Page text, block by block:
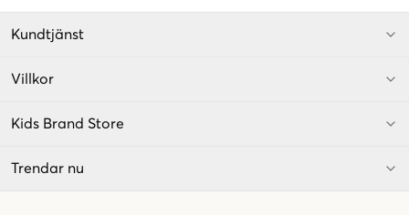
Kundtjänst
Villkor
Kids Brand Store
Trendar nu